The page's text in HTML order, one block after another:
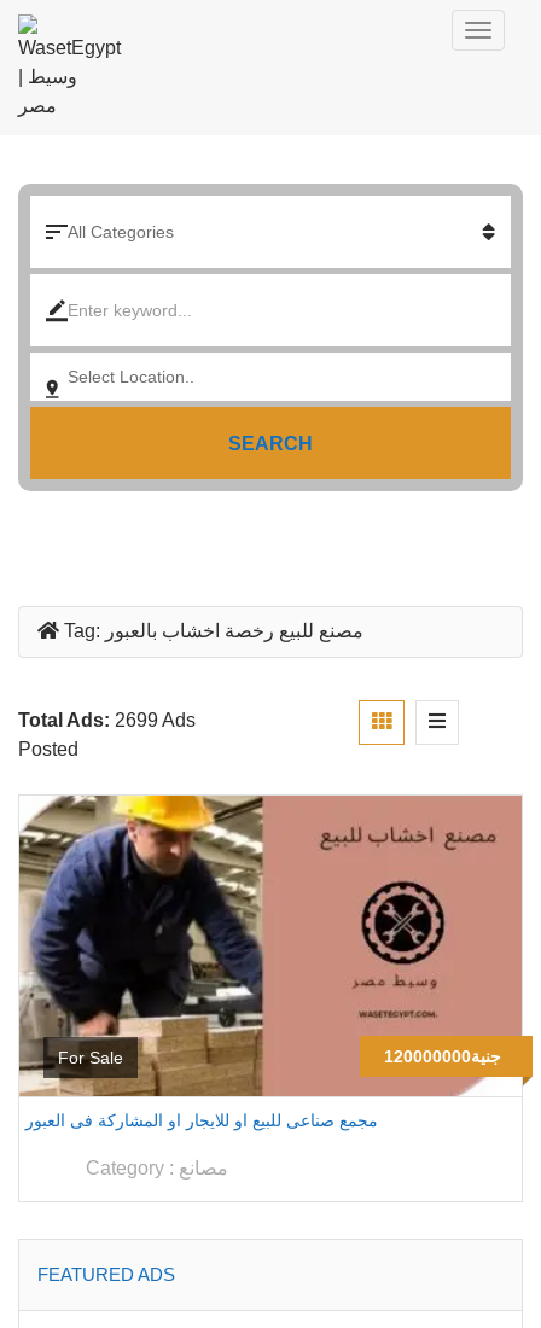
SEARCH
Tag: مصنع للبيع رخصة اخشاب بالعبور
Total Ads: 2699 Ads
Posted
For Sale 120000000جنية
مجمع صناعى للبيع او للايجار او المشاركة فى العبور
Category : مصانع
FEATURED ADS